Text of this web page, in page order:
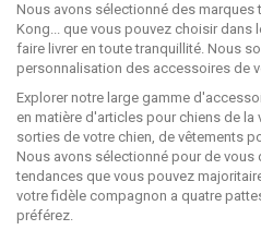
Nous avons sélectionné des marques
Kong... que vous pouvez choisir dans
faire livrer en toute tranquillité. Nous
personnalisation des accessoires de
Explorer notre large gamme
en matière d'articles pour chiens de
sorties de votre chien, de vêtements
Nous avons sélectionné pour de
tendances que vous pouvez
votre fidèle compagnon a quatre
préférez.